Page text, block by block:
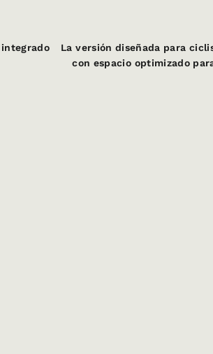
La versión diseñada para
con espacio optimizado